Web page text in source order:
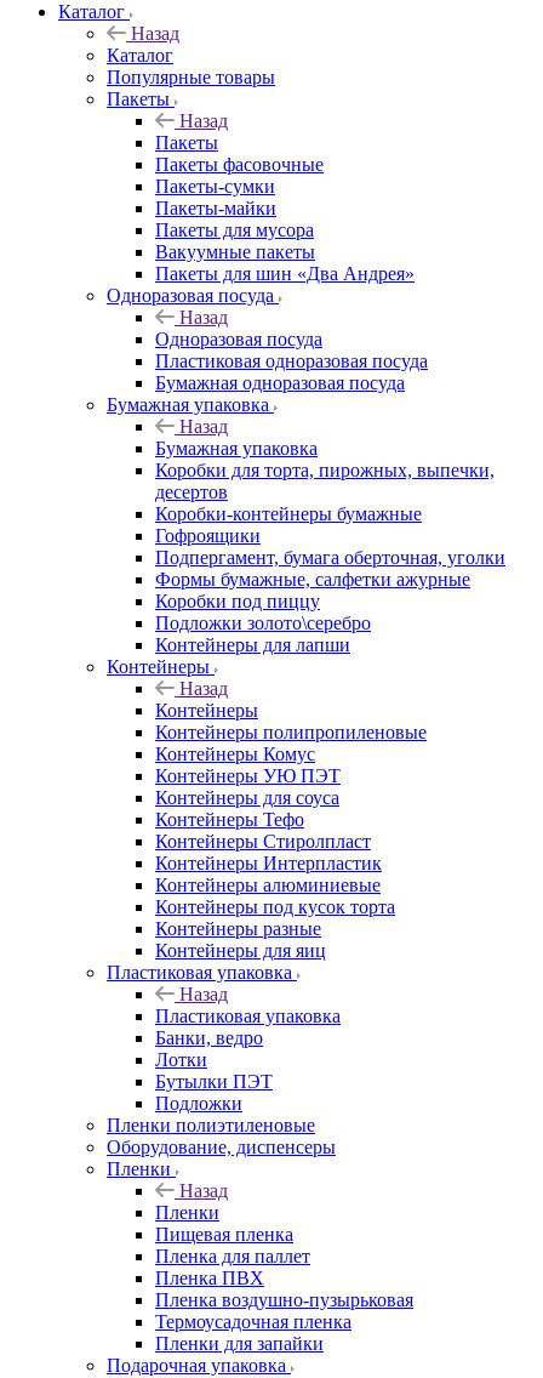
Каталог
Назад
Каталог
Популярные товары
Пакеты
Назад
Пакеты
Пакеты фасовочные
Пакеты-сумки
Пакеты-майки
Пакеты для мусора
Вакуумные пакеты
Пакеты для шин «Два Андрея»
Одноразовая посуда
Назад
Одноразовая посуда
Пластиковая одноразовая посуда
Бумажная одноразовая посуда
Бумажная упаковка
Назад
Бумажная упаковка
Коробки для торта, пирожных, выпечки,
десертов
Коробки-контейнеры бумажные
Гофроящики
Подпергамент, бумага оберточная, уголки
Формы бумажные, салфетки ажурные
Коробки под пиццу
Подложки золото\серебро
Контейнеры для лапши
Контейнеры
Назад
Контейнеры
Контейнеры полипропиленовые
Контейнеры Комус
Контейнеры УЮ ПЭТ
Контейнеры для соуса
Контейнеры Тефо
Контейнеры Стиролпласт
Контейнеры Интерпластик
Контейнеры алюминиевые
Контейнеры под кусок торта
Контейнеры разные
Контейнеры для яиц
Пластиковая упаковка
Назад
Пластиковая упаковка
Банки, ведро
Лотки
Бутылки ПЭТ
Подложки
Пленки полиэтиленовые
Оборудование, диспенсеры
Пленки
Назад
Пленки
Пищевая пленка
Пленка для паллет
Пленка ПВХ
Пленка воздушно-пузырьковая
Термоусадочная пленка
Пленки для запайки
Подарочная упаковка